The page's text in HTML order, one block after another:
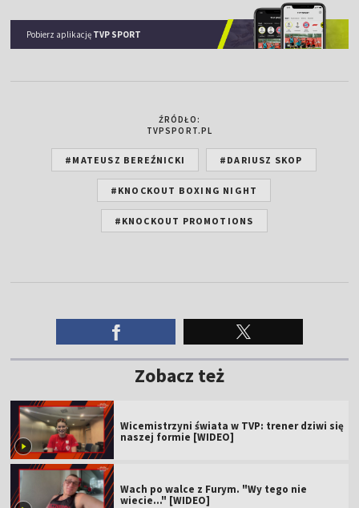
Pobierz aplikację TVP SPORT
ŹRÓDŁO:
TVPSPORT.PL
#MATEUSZ BEREŹNICKI #DARIUSZ SKOP
#KNOCKOUT BOXING NIGHT
#KNOCKOUT PROMOTIONS
Zobacz też
Wicemistrzyni świata w TVP: trener dziwi się
naszej formie [WIDEO]
Wach po walce z Furym. "Wy tego nie
wiecie..." [WIDEO]